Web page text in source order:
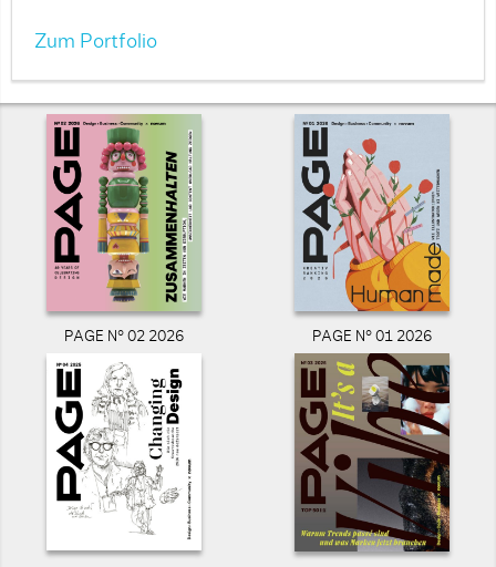
Zum Portfolio
PAGE N° 02 2026 PAGE N° 01 2026